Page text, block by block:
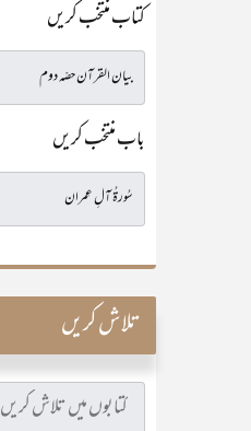
کتاب منتخب کریں
باب منتخب کریں
تلاش کریں